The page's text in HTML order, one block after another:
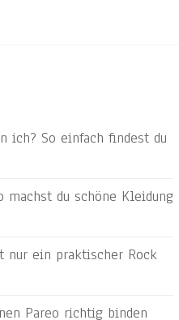
ich? So einfach findest du
machst du schöne Kleidung
nur ein praktischer Rock
Pareo richtig binden